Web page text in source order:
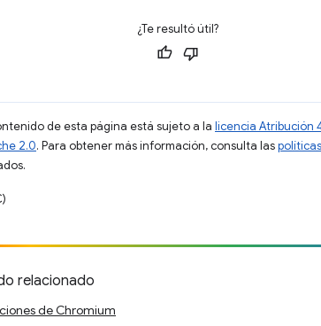
¿Te resultó útil?
de esta página está sujeto a la licencia Atribución
2.0. Para obtener más información, consulta las
relacionado
de Chromium